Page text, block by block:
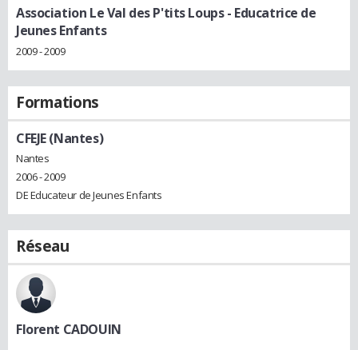
Association Le Val des P'tits Loups- Educatrice de
Jeunes Enfants
2009 - 2009
Formations
CFEJE (Nantes)
Nantes
2006 - 2009
DE Educateur de Jeunes Enfants
Réseau
Florent CADOUIN